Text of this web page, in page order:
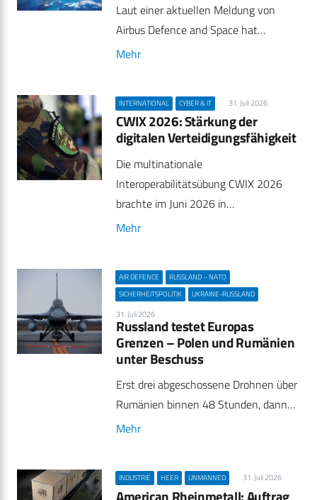
Laut einer aktuellen Meldung von
Airbus Defence and Space hat…
Mehr
INTERNATIONAL CYBER & IT 31. Juli 2026
CWIX 2026: Stärkung der
digitalen Verteidigungsfähigkeit
Die multinationale
Interoperabilitätsübung CWIX 2026
brachte im Juni 2026 in…
Mehr
AIR DEFENCE
RUSSLAND – NATO
SICHERHEITSPOLITIK
UKRAINE-RUSSLAND
31. Juli 2026
Russland testet Europas
Grenzen – Polen und Rumänien
unter Beschuss
Erst drei abgeschossene Drohnen über
Rumänien binnen 48 Stunden, dann…
Mehr
INDUSTRIE HEER UNMANNED 31. Juli 2026
American Rheinmetall: Auftrag